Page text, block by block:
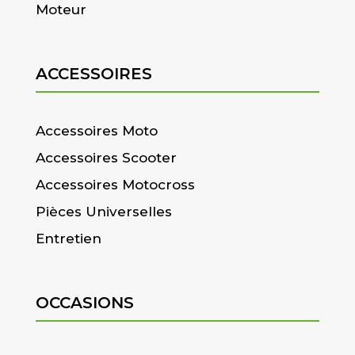
Moteur
ACCESSOIRES
Accessoires Moto
Accessoires Scooter
Accessoires Motocross
Pièces Universelles
Entretien
OCCASIONS